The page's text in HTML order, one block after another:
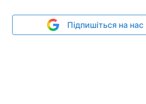
Підпишіться на